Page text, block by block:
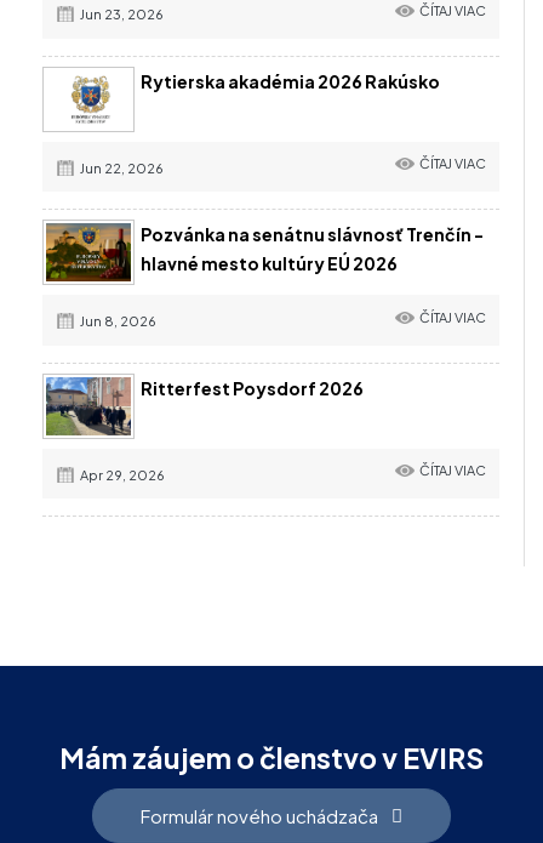
Jun 23, 2026 ČÍTAJ VIAC
Rytierska akadémia 2026 Rakúsko
Jun 22, 2026 ČÍTAJ VIAC
Pozvánka na senátnu slávnosť Trenčín -
hlavné mesto kultúry EÚ 2026
Jun 8, 2026 ČÍTAJ VIAC
Ritterfest Poysdorf 2026
Apr 29, 2026 ČÍTAJ VIAC
Mám záujem o členstvo v EVIRS
Formulár nového uchádzača